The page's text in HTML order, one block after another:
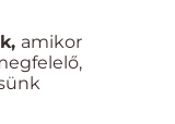
amikor